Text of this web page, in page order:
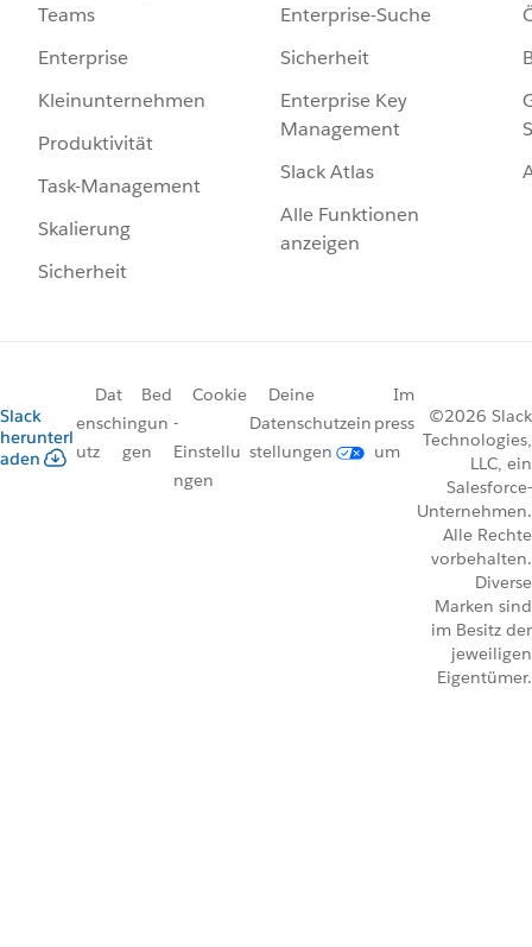
Teams
Enterprise
Kleinunternehmen
Produktivität
Task-Management
Skalierung
Sicherheit
Enterprise-Suche
Sicherheit
Enterprise Key
Management
Slack Atlas
Alle Funktionen
anzeigen
Slack
herunterl
aden
Dat
ensch
utz
Bed
ingun
gen
Cookie
-
Einstellu
ngen
Deine
Datenschutzein
stellungen
Im
press
um
©2026 Slack
Technologies,
LLC, ein
Salesforce-
Unternehmen.
Alle Rechte
vorbehalten.
Diverse
Marken sind
im Besitz der
jeweiligen
Eigentümer.